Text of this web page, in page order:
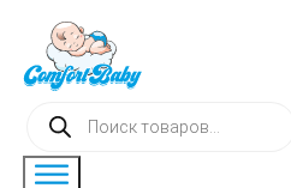
Поиск
товаров